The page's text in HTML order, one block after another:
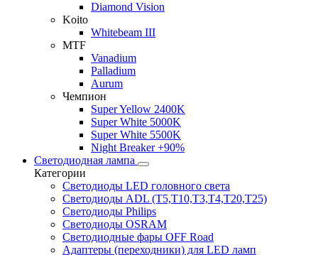
Diamond Vision
Koito
Whitebeam III
MTF
Vanadium
Palladium
Aurum
Чемпион
Super Yellow 2400K
Super White 5000K
Super White 5500K
Night Breaker +90%
Светодиодная лампа
Категории
Светодиоды LED головного света
Светодиоды ADL (T5,T10,T3,T4,T20,T25)
Светодиоды Philips
Светодиоды OSRAM
Светодиодные фары OFF Road
Адаптеры (переходники) для LED ламп